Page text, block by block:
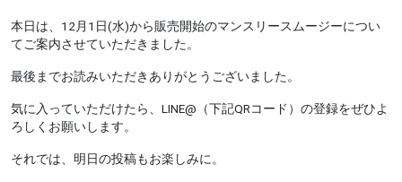
本日は、12月1日(水)から販売開始のマンスリースムージーについ
てご案内させていただきました。
最後までお読みいただきありがとうございました。
気に入っていただけたら、LINE@（下記QRコード）の登録をぜひよ
ろしくお願いします。
それでは、明日の投稿もお楽しみに。